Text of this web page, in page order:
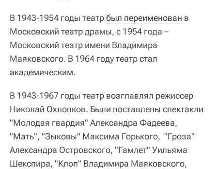
В 1943-1954 годы театрбыл переименован в
Московский театр драмы, с 1954 года –
Московский театр имени Владимира
Маяковского. В 1964 году театр стал
академическим.
В 1943-1967 годы театр возглавлял режиссер
Николай Охлопков. Были поставлены спектакли
"Молодая гвардия" Александра Фадеева,
"Мать", "Зыковы" Максима Горького, "Гроза"
Александра Островского, "Гамлет" Уильяма
Шекспира, "Клоп" Владимира Маяковского,